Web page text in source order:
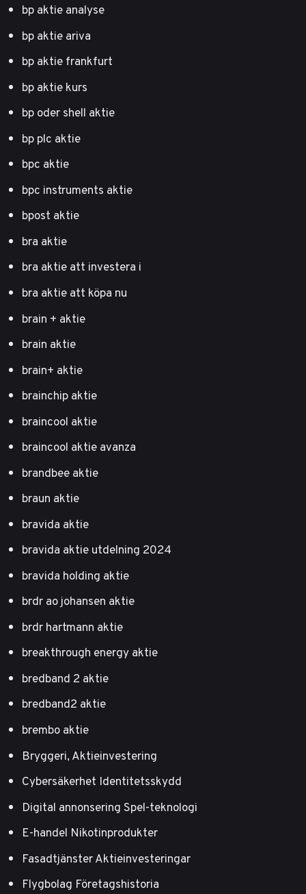
bp aktie analyse
bp aktie ariva
bp aktie frankfurt
bp aktie kurs
bp oder shell aktie
bp plc aktie
bpc aktie
bpc instruments aktie
bpost aktie
bra aktie
bra aktie att investera i
bra aktie att köpa nu
brain + aktie
brain aktie
brain+ aktie
brainchip aktie
braincool aktie
braincool aktie avanza
brandbee aktie
braun aktie
bravida aktie
bravida aktie utdelning 2024
bravida holding aktie
brdr ao johansen aktie
brdr hartmann aktie
breakthrough energy aktie
bredband 2 aktie
bredband2 aktie
brembo aktie
Bryggeri, Aktieinvestering
Cybersäkerhet Identitetsskydd
Digital annonsering Spel-teknologi
E-handel Nikotinprodukter
Fasadtjänster Aktieinvesteringar
Flygbolag Företagshistoria